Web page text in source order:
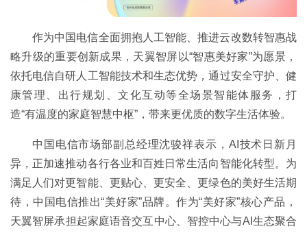
作为中国电信全面拥抱人工智能、推进云改数转智惠战
略升级的重要创新成果，天翼智屏以“智惠美好家”为愿景，
依托电信自研人工智能技术和生态优势，通过安全守护、健
康管理、出行规划、文化互动等全场景智能体服务，打
造“有温度的家庭智慧中枢”，带来更优质的数字生活体验。
中国电信市场部副总经理沈骏祥表示，AI技术日新月
异，正加速推动各行各业和百姓日常生活向智能化转型。为
满足人们对更智能、更贴心、更安全、更绿色的美好生活期
待，中国电信推出“美好家”品牌。作为“美好家”核心产品，
天翼智屏承担起家庭语音交互中心、智控中心与AI生态聚合